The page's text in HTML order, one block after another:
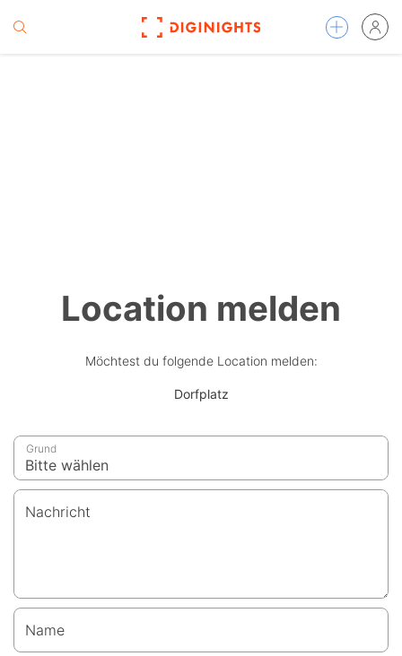
Location melden
Möchtest du folgende Location melden:
Dorfplatz
Grund
Nachricht
Name